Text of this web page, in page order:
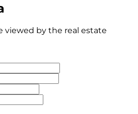
viewed by the real estate